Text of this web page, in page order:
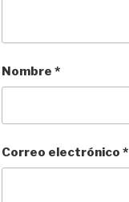
Nombre *
Correo electrónico *